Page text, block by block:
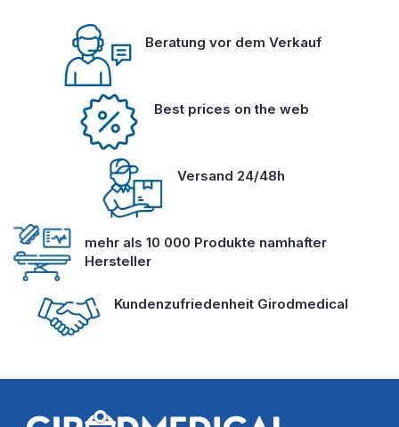
Beratung vor dem Verkauf
Best prices on the web
Versand 24/48h
mehr als 10 000 Produkte namhafter
Hersteller
Kundenzufriedenheit Girodmedical